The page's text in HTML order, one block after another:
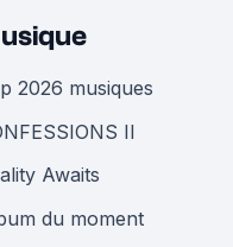
2026 musiques
II
Awaits
du moment